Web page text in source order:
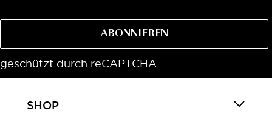
ABONNIEREN
geschützt durch reCAPTCHA
SHOP